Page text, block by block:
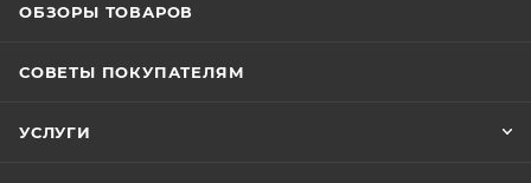
ОБЗОРЫ ТОВАРОВ
СОВЕТЫ ПОКУПАТЕЛЯМ
УСЛУГИ